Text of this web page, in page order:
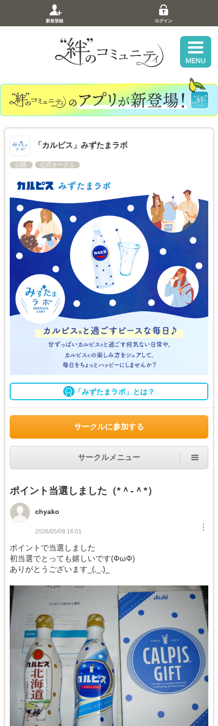
新規登録 ログイン
「カルピス」みずたまラボ
公開 公式サークル
「みずたまラボ」とは？
サークルに参加する
サークルメニュー
ポイント当選しました（*＾-＾*）
chyako
2026/05/08 16:01 ︙
ポイントで当選しました
初当選でとっても嬉しいです(ΦωΦ)
ありがとうございます_(._.)_